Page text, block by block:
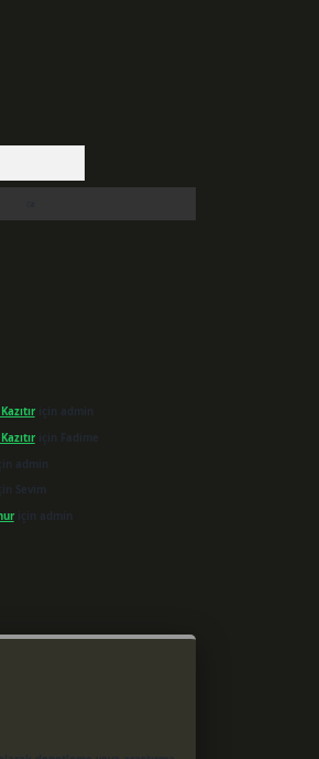
için admin
için Fadime
admin
Sevim
için admin